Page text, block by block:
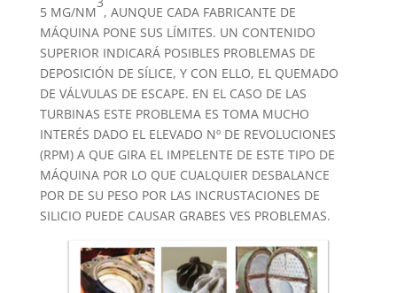
5 MG/NM , AUNQUE CADA FABRICANTE DE
MÁQUINA PONE SUS LÍMITES. UN CONTENIDO
SUPERIOR INDICARÁ POSIBLES PROBLEMAS DE
DEPOSICIÓN DE SÍLICE, Y CON ELLO, EL QUEMADO
DE VÁLVULAS DE ESCAPE. EN EL CASO DE LAS
TURBINAS ESTE PROBLEMA ES TOMA MUCHO
INTERÉS DADO EL ELEVADO Nº DE REVOLUCIONES
(RPM) A QUE GIRA EL IMPELENTE DE ESTE TIPO DE
MÁQUINA POR LO QUE CUALQUIER DESBALANCE
POR DE SU PESO POR LAS INCRUSTACIONES DE
SILICIO PUEDE CAUSAR GRABES VES PROBLEMAS.